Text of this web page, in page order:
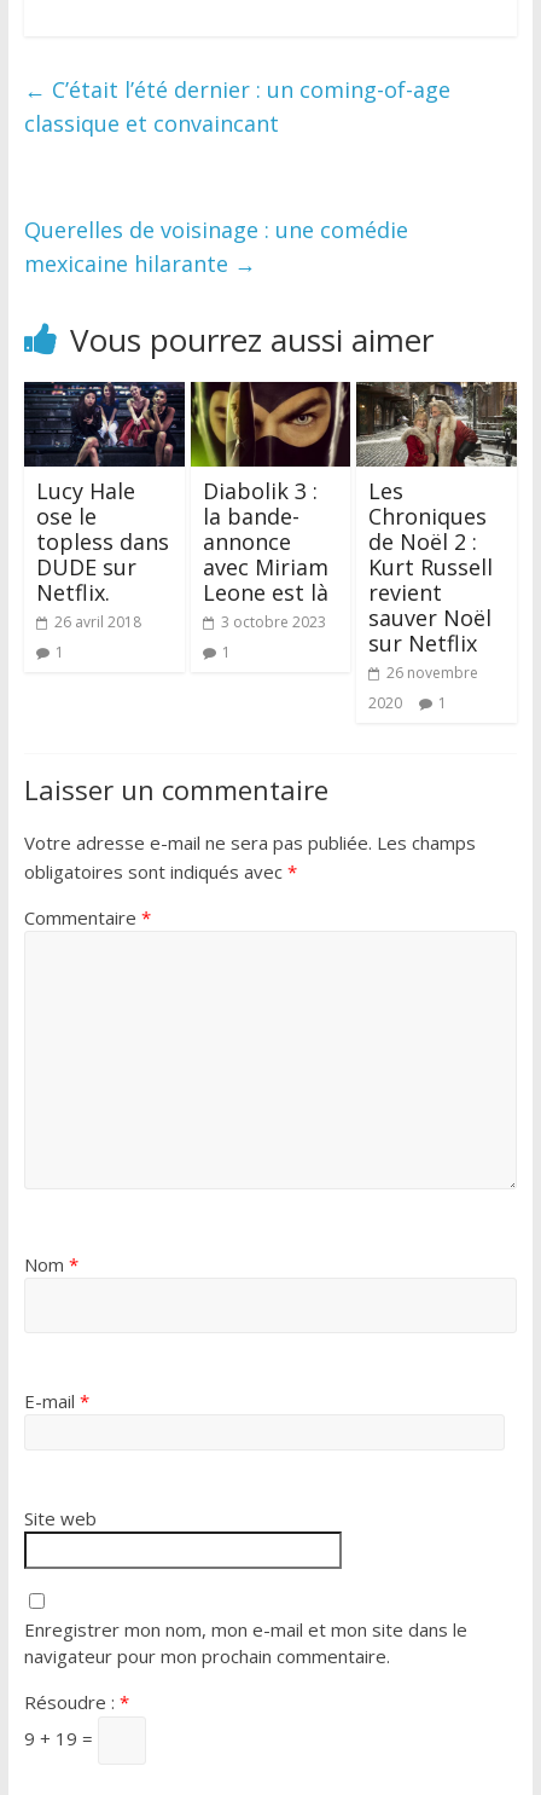
← C’était l’été dernier : un coming-of-age
classique et convaincant
Querelles de voisinage : une comédie
mexicaine hilarante →
Vous pourrez aussi aimer
Lucy Hale
ose le
topless dans
DUDE sur
Netflix.
26 avril 2018
1
Diabolik 3 :
la bande-
annonce
avec Miriam
Leone est là
3 octobre 2023
1
Les
Chroniques
de Noël 2 :
Kurt Russell
revient
sauver Noël
sur Netflix
26 novembre
2020
1
Laisser un commentaire
Votre adresse e-mail ne sera pas publiée. Les champs
obligatoires sont indiqués avec *
Commentaire *
Nom *
E-mail *
Site web
Enregistrer mon nom, mon e-mail et mon site dans le
navigateur pour mon prochain commentaire.
Résoudre : *
9 + 19 =